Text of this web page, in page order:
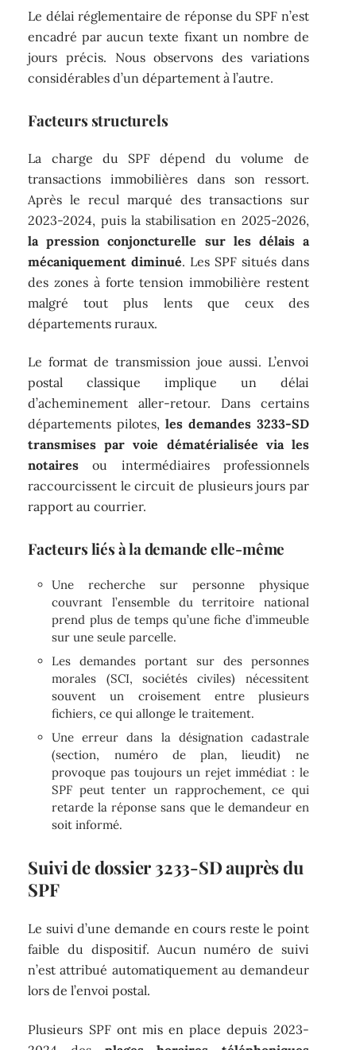
Le délai réglementaire de réponse du SPF n’est
encadré par aucun texte fixant un nombre de
jours précis. Nous observons des variations
considérables d’un département à l’autre.
Facteurs structurels
La charge du SPF dépend du volume de
transactions immobilières dans son ressort.
Après le recul marqué des transactions sur
2023-2024, puis la stabilisation en 2025-2026,
la pression conjoncturelle sur les délais a
mécaniquement diminué. Les SPF situés dans
des zones à forte tension immobilière restent
malgré tout plus lents que ceux des
départements ruraux.
Le format de transmission joue aussi. L’envoi
postal classique implique un délai
d’acheminement aller-retour. Dans certains
départements pilotes, les demandes 3233-SD
transmises par voie dématérialisée via les
notaires ou intermédiaires professionnels
raccourcissent le circuit de plusieurs jours par
rapport au courrier.
Facteurs liés à la demande elle-même
Une recherche sur personne physique
couvrant l’ensemble du territoire national
prend plus de temps qu’une fiche d’immeuble
sur une seule parcelle.
Les demandes portant sur des personnes
morales (SCI, sociétés civiles) nécessitent
souvent un croisement entre plusieurs
fichiers, ce qui allonge le traitement.
Une erreur dans la désignation cadastrale
(section, numéro de plan, lieudit) ne
provoque pas toujours un rejet immédiat : le
SPF peut tenter un rapprochement, ce qui
retarde la réponse sans que le demandeur en
soit informé.
Suivi de dossier 3233-SD auprès du
SPF
Le suivi d’une demande en cours reste le point
faible du dispositif. Aucun numéro de suivi
n’est attribué automatiquement au demandeur
lors de l’envoi postal.
Plusieurs SPF ont mis en place depuis 2023-